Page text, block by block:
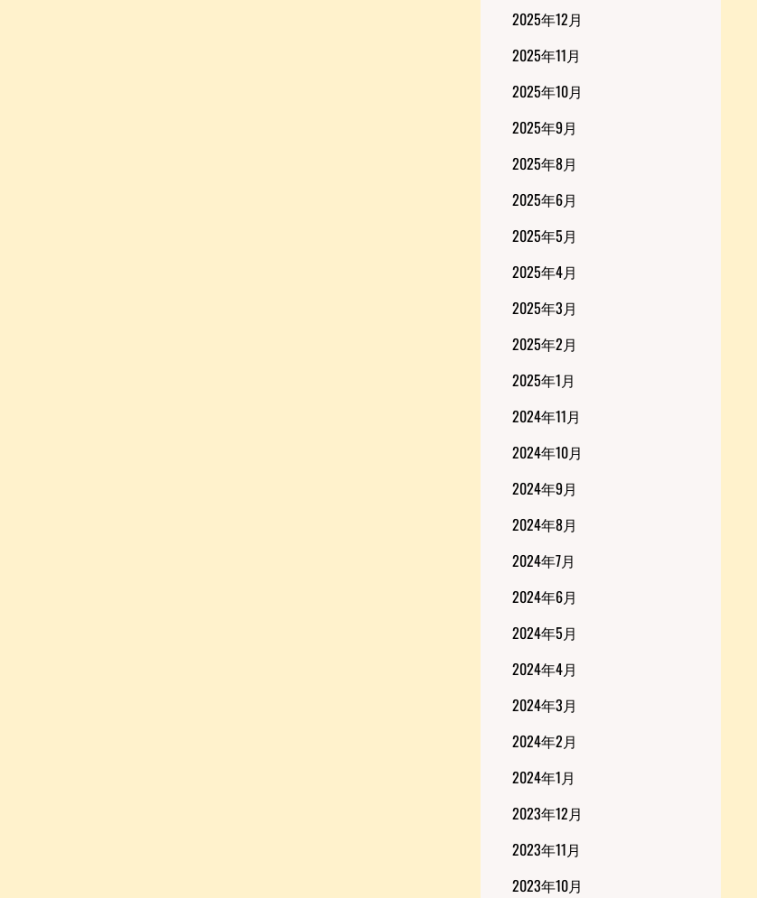
2025年12月
2025年11月
2025年10月
2025年9月
2025年8月
2025年6月
2025年5月
2025年4月
2025年3月
2025年2月
2025年1月
2024年11月
2024年10月
2024年9月
2024年8月
2024年7月
2024年6月
2024年5月
2024年4月
2024年3月
2024年2月
2024年1月
2023年12月
2023年11月
2023年10月